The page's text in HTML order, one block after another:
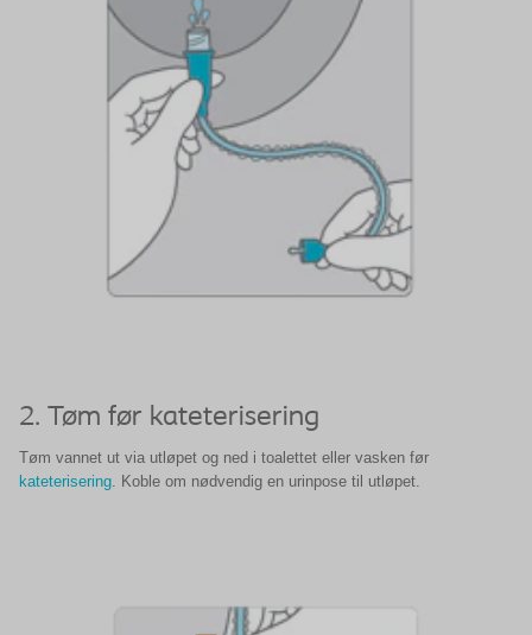
2. Tøm før kateterisering
Tøm vannet ut via utløpet og ned i toalettet eller vasken før
kateterisering. Koble om nødvendig en urinpose til utløpet.